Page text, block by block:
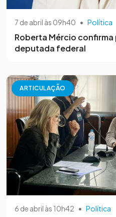
7 de abril às 09h40 • Política
Roberta Mércio
deputada federal
ARTICULAÇÃO
6 de abril às 10h42 • Política